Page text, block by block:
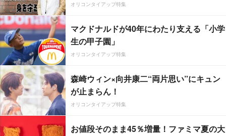
オリコンタイアップ特集
マクドナルドが40年にわたり支える「小学
生の甲子園」
オリコンタイアップ特集
森崎ウィン×向井康二“両片思い”にキュン
が止まらん！
オリコンタイアップ特集
お値段そのまま45％増量！ファミマ夏の大